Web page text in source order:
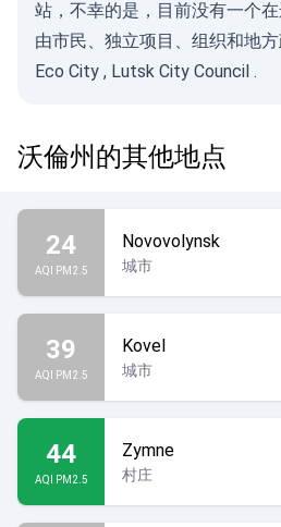
站，不幸的是，目前没有一个
由市民、独立项目、组织和地
Eco City , Lutsk City Council .
沃倫州的其他地点
24
AQI PM2.5
Novovolynsk
城市
39
AQI PM2.5
Kovel
城市
44
AQI PM2.5
Zymne
村庄